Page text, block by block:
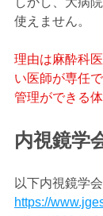
使えません。
理由は麻酔科
い医師が専任
管理ができる
内視鏡学
以下内視鏡学
https://